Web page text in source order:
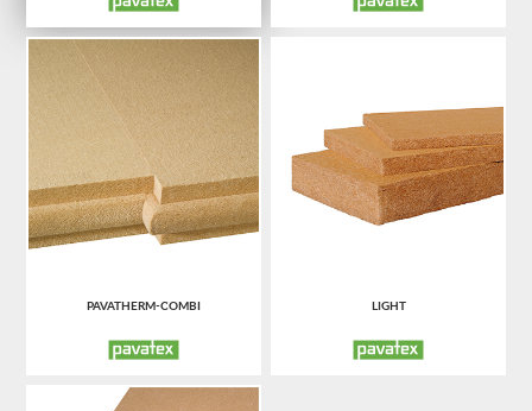
PAVATHERM-COMBI LIGHT